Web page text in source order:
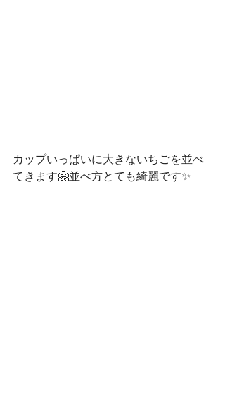
カップいっぱいに大きないちごを並べ
てきます🤗並べ方とても綺麗です✨